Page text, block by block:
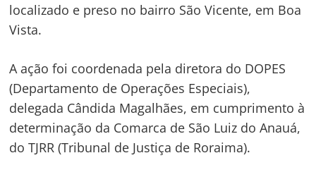
localizado e preso no bairro São Vicente, em Boa
Vista.
A ação foi coordenada pela diretora do DOPES
(Departamento de Operações Especiais),
delegada Cândida Magalhães, em cumprimento à
determinação da Comarca de São Luiz do Anauá,
do TJRR (Tribunal de Justiça de Roraima).